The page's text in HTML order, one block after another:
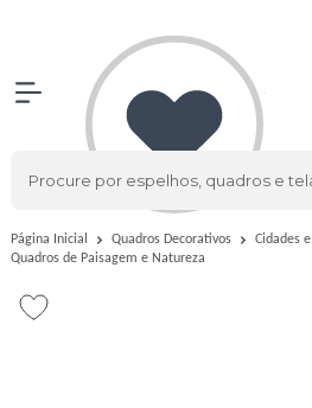
Página Inicial Quadros Decorativos
Cidades
Quadros de Paisagem e Natureza